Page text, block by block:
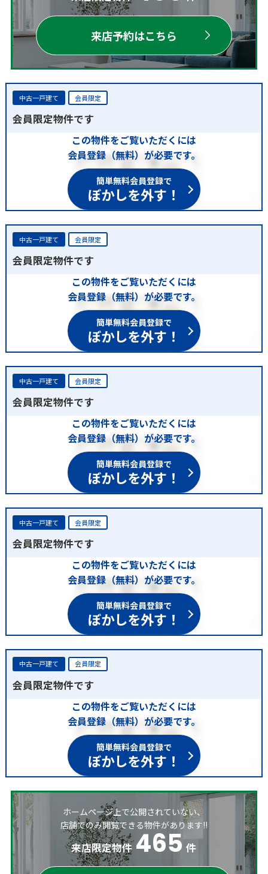
来店予約はこちら
中古一戸建て 会員限定
会員限定物件です
この物件をご覧いただくには
会員登録（無料）が必要です。
簡単無料会員登録で
ぼかしを外す！
中古一戸建て 会員限定
会員限定物件です
この物件をご覧いただくには
会員登録（無料）が必要です。
簡単無料会員登録で
ぼかしを外す！
中古一戸建て 会員限定
会員限定物件です
この物件をご覧いただくには
会員登録（無料）が必要です。
簡単無料会員登録で
ぼかしを外す！
中古一戸建て 会員限定
会員限定物件です
この物件をご覧いただくには
会員登録（無料）が必要です。
簡単無料会員登録で
ぼかしを外す！
中古一戸建て 会員限定
会員限定物件です
この物件をご覧いただくには
会員登録（無料）が必要です。
簡単無料会員登録で
ぼかしを外す！
ホームページ上で公開されていない、
店舗でのみ閲覧できる物件があります!!
来店限定物件 465 件